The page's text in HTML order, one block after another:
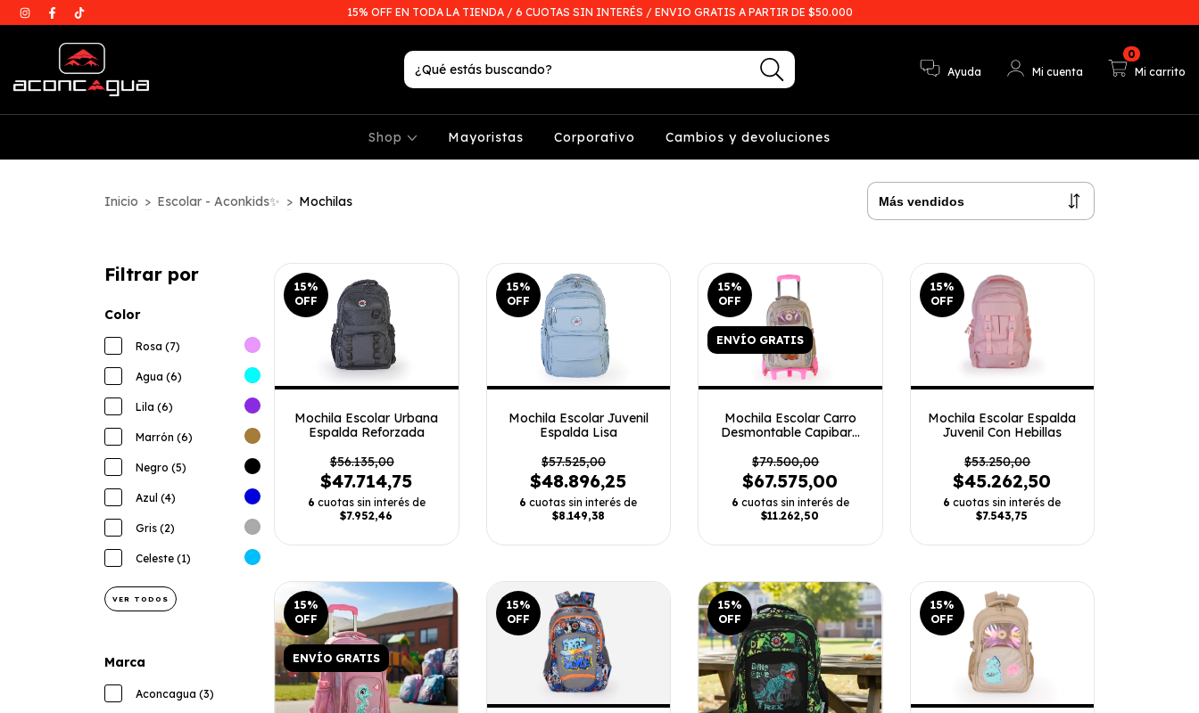
15% OFF EN TODA LA TIENDA / 6 CUOTAS SIN INTERÉS / ENVIO GRATIS A PARTIR DE $50.000
Ayuda Mi cuenta Mi carrito
0
Shop Mayoristas Corporativo Cambios y devoluciones
Inicio > Escolar - Aconkids✨ > Mochilas
Filtrar por
Color
Rosa (7)
Agua (6)
Lila (6)
Marrón (6)
Negro (5)
Azul (4)
Gris (2)
Celeste (1)
VER TODOS
Marca
Aconcagua (3)
15%
OFF
Mochila Escolar Urbana
Espalda Reforzada
$56.135,00
$47.714,75
6 cuotas sin interés de
$7.952,46
15%
OFF
Mochila Escolar Juvenil
Espalda Lisa
$57.525,00
$48.896,25
6 cuotas sin interés de
$8.149,38
15%
OFF
ENVÍO GRATIS
Mochila Escolar Carro
Desmontable Capibara
$79.500,00
$67.575,00
6 cuotas sin interés de
$11.262,50
15%
OFF
Mochila Escolar Espalda
Juvenil Con Hebillas
$53.250,00
$45.262,50
6 cuotas sin interés de
$7.543,75
15%
OFF
ENVÍO GRATIS
15%
OFF
15%
OFF
15%
OFF